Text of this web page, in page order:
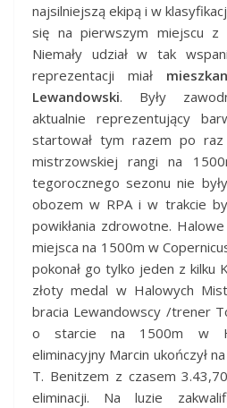
najsilniejszą ekipą i w
się na pierwszym miejscu z
Niemały udział w tak
reprezentacji miał
Lewandowski. Były
aktualnie reprezentujący
startował tym razem po
mistrzowskiej rangi na
tegorocznego sezonu nie
obozem w RPA i w trakcie
powikłania zdrowotne.
miejsca na 1500m w
pokonał go tylko jeden z kilku
złoty medal w Halowych
bracia Lewandowscy /trener
o starcie na 1500m w
eliminacyjny Marcin ukończył
T. Benitzem z czasem
eliminacji. Na luzie